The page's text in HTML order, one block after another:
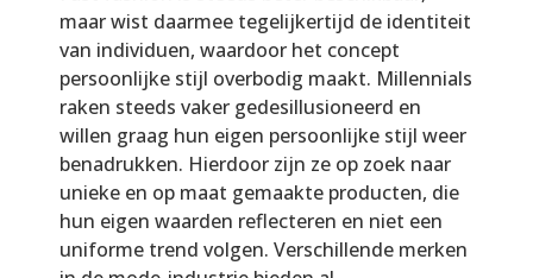
maar wist daarmee tegelijkertijd de identiteit
van individuen, waardoor het concept
persoonlijke stijl overbodig maakt. Millennials
raken steeds vaker gedesillusioneerd en
willen graag hun eigen persoonlijke stijl weer
benadrukken. Hierdoor zijn ze op zoek naar
unieke en op maat gemaakte producten, die
hun eigen waarden reflecteren en niet een
uniforme trend volgen. Verschillende merken